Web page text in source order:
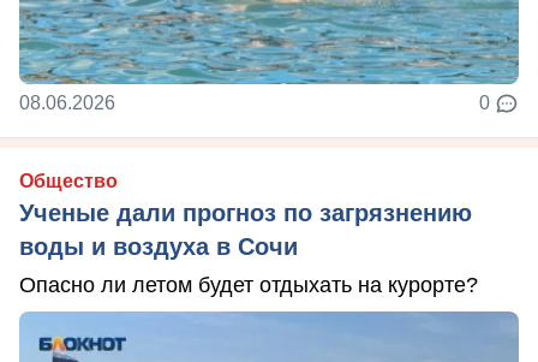
08.06.2026 0
Общество
Ученые дали прогноз по загрязнению
воды и воздуха в Сочи
Опасно ли летом будет отдыхать на курорте?